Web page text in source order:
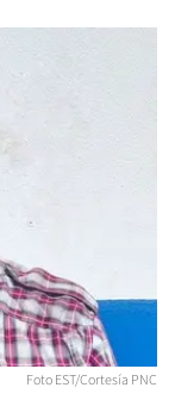
Foto EST/Cortesía PNC